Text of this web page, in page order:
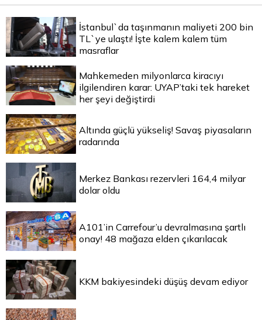
İstanbul`da taşınmanın maliyeti 200 bin
TL`ye ulaştı! İşte kalem kalem tüm
masraflar
Mahkemeden milyonlarca kiracıyı
ilgilendiren karar: UYAP’taki tek hareket
her şeyi değiştirdi
Altında güçlü yükseliş! Savaş piyasaların
radarında
Merkez Bankası rezervleri 164,4 milyar
dolar oldu
A101’in Carrefour’u devralmasına şartlı
onay! 48 mağaza elden çıkarılacak
KKM bakiyesindeki düşüş devam ediyor